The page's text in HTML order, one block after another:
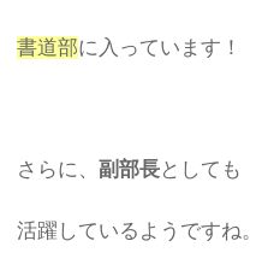
書道部に入っています！
さらに、 副部長としても
活躍しているようですね。